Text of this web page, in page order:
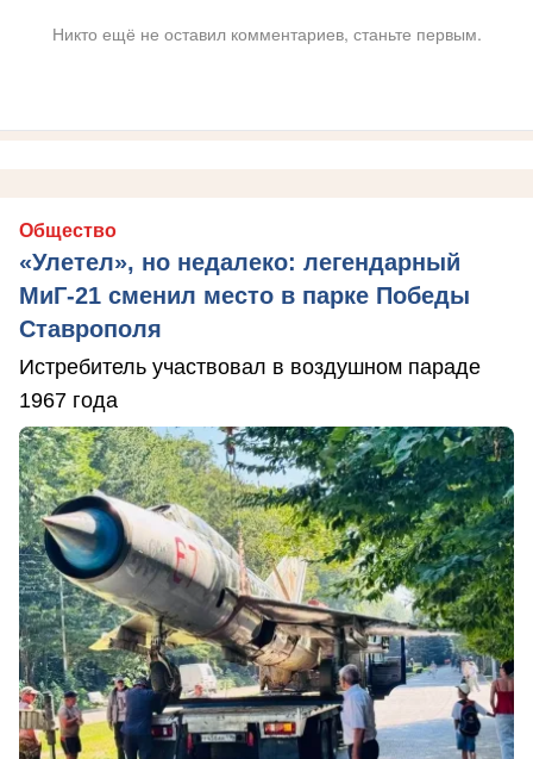
Никто ещё не оставил комментариев, станьте первым.
Общество
«Улетел», но недалеко: легендарный
МиГ-21 сменил место в парке Победы
Ставрополя
Истребитель участвовал в воздушном параде
1967 года